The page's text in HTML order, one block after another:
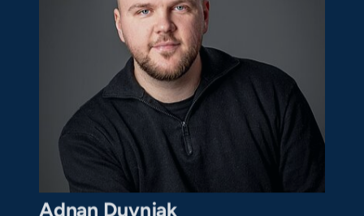
Adnan Duvnjak